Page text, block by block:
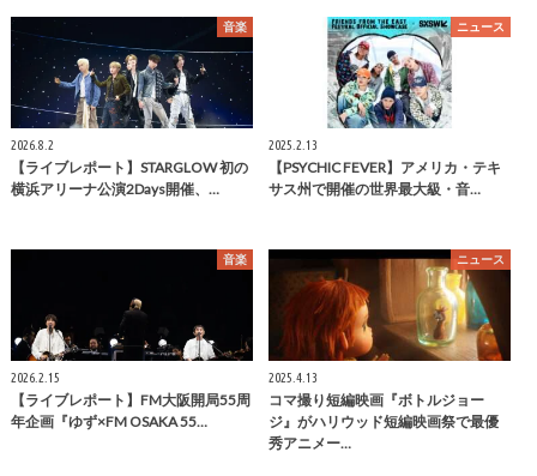
音楽
2026.8.2
【ライブレポート】STARGLOW 初の
横浜アリーナ公演2Days開催、…
ニュース
2025.2.13
【PSYCHIC FEVER】アメリカ・テキ
サス州で開催の世界最大級・音…
音楽
2026.2.15
【ライブレポート】FM大阪開局55周
年企画『ゆず×FM OSAKA 55…
ニュース
2025.4.13
コマ撮り短編映画『ボトルジョー
ジ』がハリウッド短編映画祭で最優
秀アニメー…